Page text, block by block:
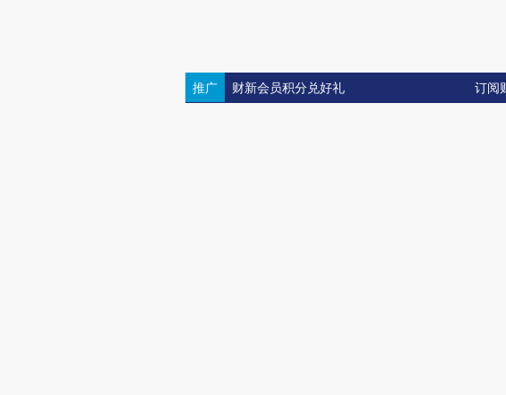
推广 财新会员积分兑好礼 订阅